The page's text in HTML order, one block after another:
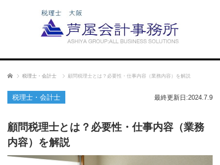
税理士・会計士
顧問税理士とは？必要性・仕事内容（業務内容）を解説
税理士・会計士 最終更新日:2024.7.9
顧問税理士とは？必要性・仕事内容（業務
内容）を解説